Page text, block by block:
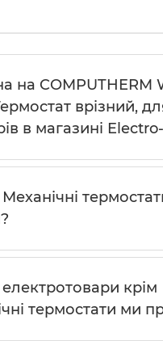
на COMPUTHERM
врізний,
в магазині
крім
термостати ми